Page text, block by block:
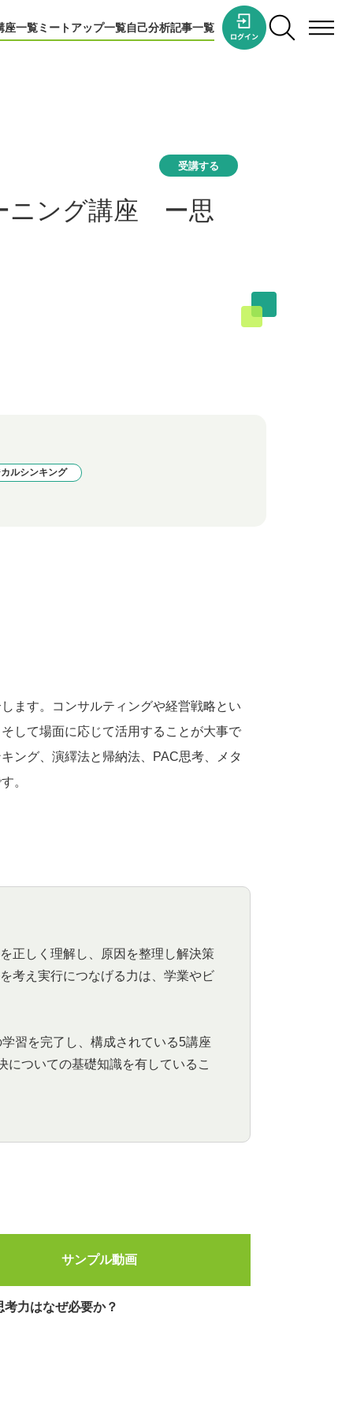
座一覧ミートアップ一覧自己分析記事一覧
受講する
ニング講座 ー思
ルシンキング
ます。コンサルティングや経営戦略とい
して場面に応じて活用することが大事で
ング、演繹法と帰納法、PAC思考、メタ
。
正しく理解し、原因を整理し解決策
考え実行につなげる力は、学業やビ
習を完了し、構成されている5講座
ついての基礎知識を有しているこ
サンプル動画
力はなぜ必要か？